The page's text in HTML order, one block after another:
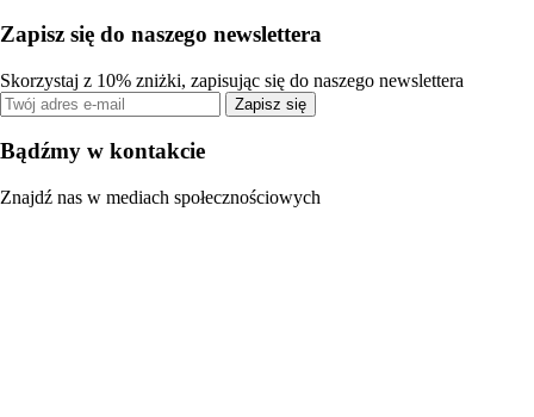
Zapisz się do naszego newslettera
Skorzystaj z 10% zniżki, zapisując się do naszego newslettera
Zapisz się
Bądźmy w kontakcie
Znajdź nas w mediach społecznościowych